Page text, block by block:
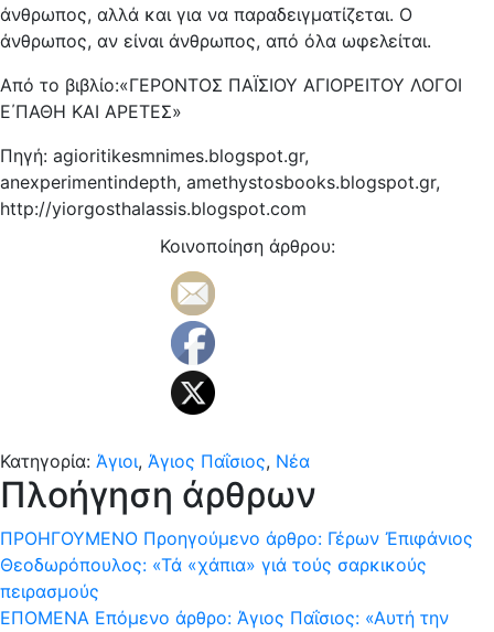
άνθρωπος, αλλά και για να παραδειγματίζεται. Ο
άνθρωπος, αν είναι άνθρωπος, από όλα ωφελείται.
Από το βιβλίο:«ΓΕΡΟΝΤΟΣ ΠΑΪΣΙΟΥ ΑΓΙΟΡΕΙΤΟΥ ΛΟΓΟΙ
Ε΄ΠΑΘΗ ΚΑΙ ΑΡΕΤΕΣ»
Πηγή: agioritikesmnimes.blogspot.gr,
anexperimentindepth, amethystosbooks.blogspot.gr,
http://yiorgosthalassis.blogspot.com
Κοινοποίηση άρθρου:
Κατηγορία: Άγιοι, Άγιος Παΐσιος, Νέα
Πλοήγηση άρθρων
ΠΡΟΗΓΟΎΜΕΝΟ Προηγούμενο άρθρο: Γέρων Ἐπιφάνιος
Θεοδωρόπουλος: «Τά «χάπια» γιά τούς σαρκικούς
πειρασμούς
ΕΠΌΜΕΝΑ Επόμενο άρθρο: Άγιος Παΐσιος: «Αυτή την